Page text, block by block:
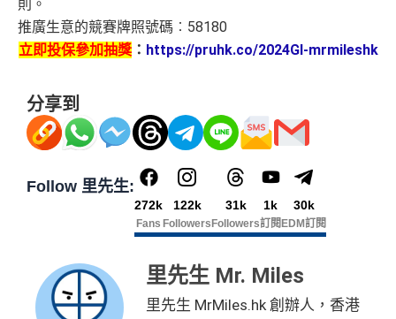
則。
推廣生意的競賽牌照號碼︰58180
立即投保參加抽獎： https://pruhk.co/2024GI-mrmileshk
分享到
Follow 里先生:
272k
Fans
122k
Followers
31k
Followers
1k
訂閱
30k
EDM訂閱
里先生 Mr. Miles
里先生 MrMiles.hk 創辦人，香港